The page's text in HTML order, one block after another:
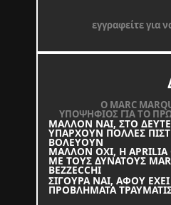
εγγραφείτε για
O MARC
ΥΠΟΨΗΦΙΟΣ ΓΙΑ ΤΟ
ΜΑΛΛΟΝ ΝΑΙ, ΣΤΟ
ΥΠΑΡΧΟΥΝ ΠΟΛΛΕΣ
ΒΟΛΕΥΟΥΝ
ΜΑΛΛΟΝ ΟΧΙ, Η
ΜΕ ΤΟΥΣ ΔΥΝΑΤΟΥΣ
BEZZECCHI
ΣΙΓΟΥΡΑ ΝΑΙ, ΑΦΟΥ ΕΧΕΙ
ΠΡΟΒΛΗΜΑΤΑ